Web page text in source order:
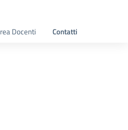
Docenti Contatti